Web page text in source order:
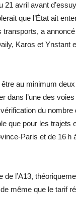
21 avril avant
que l’État ait
a
Karos et Ynstant
au minimum
dans l’une des
du
que pour les trajets
Paris et de 16 h
l’A13,
même que le tarif